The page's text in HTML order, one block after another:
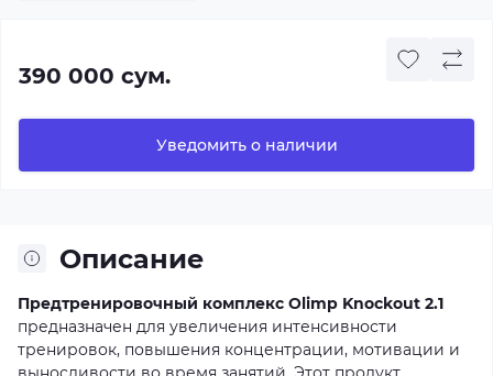
390 000 сум.
Уведомить о наличии
Описание
Предтренировочный комплекс Olimp Knockout 2.1
предназначен для увеличения интенсивности
тренировок, повышения концентрации, мотивации и